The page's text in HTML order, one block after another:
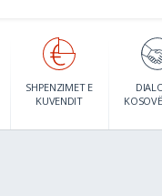
SHPENZIMET E
KUVENDIT